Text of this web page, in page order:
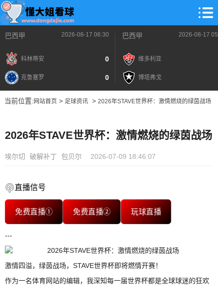
巴西甲 2026-08-17 06:30
科林蒂安 0
克鲁塞罗 0
巴西甲 2026-08-17
维多利亚
博塔弗戈
当前位置: 网站首页> 足球资讯> 2026年STAVE世界杯：激情燃烧的绿茵战场
2026年STAVE世界杯：激情燃烧的绿茵战场
埃尔切 破解补丁 包贝尔 2026-07-09 18:46:07
直播信号
免费直播① 免费直播② 玩球直播
---
激情四溢，绿茵战场，STAVE世界杯即将燃情开赛！
作为一名体育网站的编辑，我深知每一届世界杯都是全球球迷的狂欢